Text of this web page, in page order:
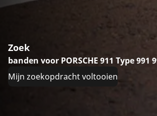
Zoek
banden voor PORSCHE 911 Type 991
Mijn zoekopdracht voltooien